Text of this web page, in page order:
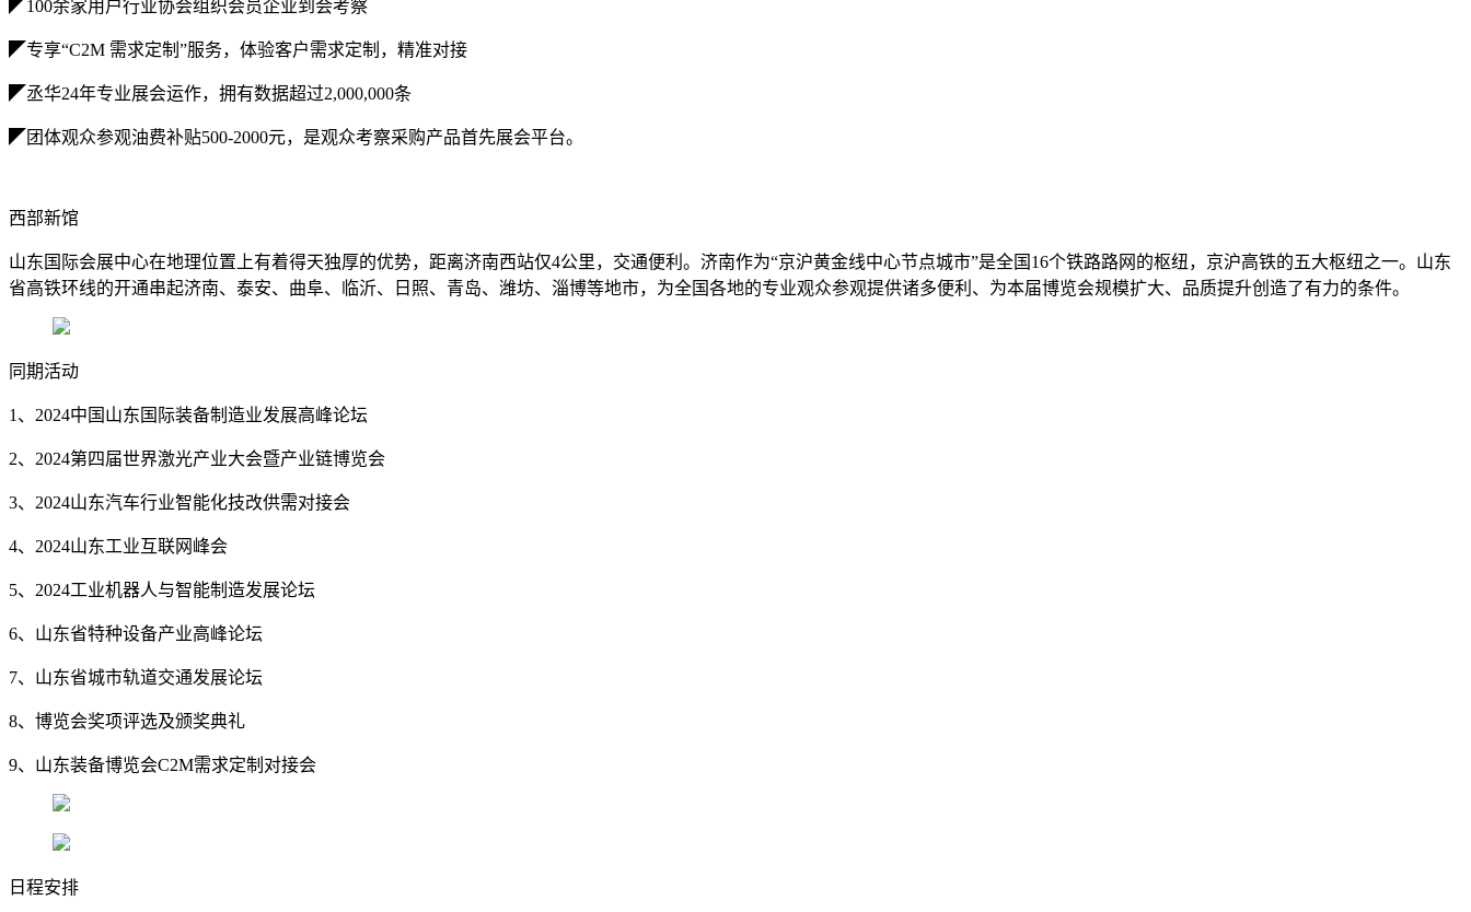
◤100余家用户行业协会组织会员企业到会考察
◤专享“C2M 需求定制”服务，体验客户需求定制，精准对接
◤丞华24年专业展会运作，拥有数据超过2,000,000条
◤团体观众参观油费补贴500-2000元，是观众考察采购产品首先展会平台。
西部新馆
山东国际会展中心在地理位置上有着得天独厚的优势，距离济南西站仅4公里，交通便利。济南作为“京沪黄金线中心节点城市”是全国16个铁路路网的枢纽，京沪高铁的五大枢纽之一。山东
省高铁环线的开通串起济南、泰安、曲阜、临沂、日照、青岛、潍坊、淄博等地市，为全国各地的专业观众参观提供诸多便利、为本届博览会规模扩大、品质提升创造了有力的条件。
同期活动
1、2024中国山东国际装备制造业发展高峰论坛
2、2024第四届世界激光产业大会暨产业链博览会
3、2024山东汽车行业智能化技改供需对接会
4、2024山东工业互联网峰会
5、2024工业机器人与智能制造发展论坛
6、山东省特种设备产业高峰论坛
7、山东省城市轨道交通发展论坛
8、博览会奖项评选及颁奖典礼
9、山东装备博览会C2M需求定制对接会
日程安排